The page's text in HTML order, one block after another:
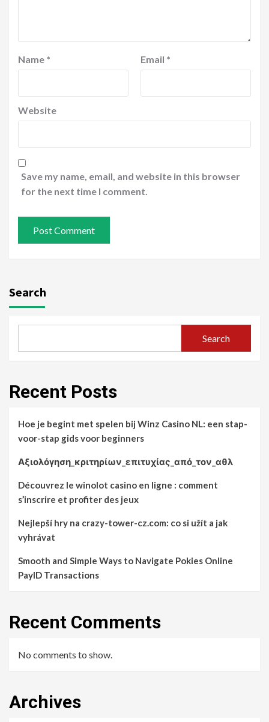
Name * Email *
Website
Save my name, email, and website in this browser
for the next time I comment.
Search
Search
Recent Posts
Hoe je begint met spelen bij Winz Casino NL: een stap-
voor-stap gids voor beginners
Αξιολόγηση_κριτηρίων_επιτυχίας_από_τον_αθλ
Découvrez le winolot casino en ligne : comment
s’inscrire et profiter des jeux
Nejlepší hry na crazy-tower-cz.com: co si užít a jak
vyhrávat
Smooth and Simple Ways to Navigate Pokies Online
PayID Transactions
Recent Comments
No comments to show.
Archives